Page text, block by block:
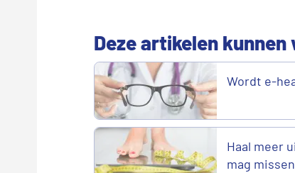
Deze artikelen kunnen
Wordt e-
Haal meer
mag missen